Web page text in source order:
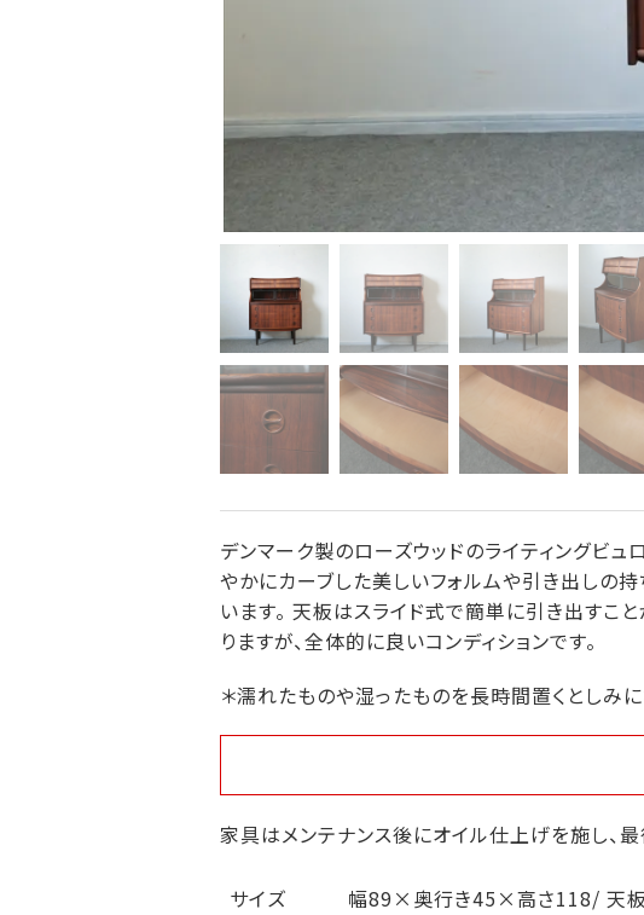
デンマーク製のローズウッドのライティングビ
やかにカーブした美しいフォルムや引き出しの
います。 天板はスライド式で簡単に引き出すこ
りますが、全体的に良いコンディションです。
＊濡れたものや湿ったものを長時間置くとしみ
家具はメンテナンス後にオイル仕上げを施し、
サイズ
幅89×奥行き45×高さ118/ 天板